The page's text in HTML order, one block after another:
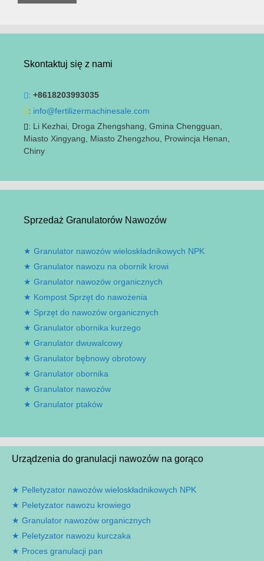
Skontaktuj się z nami
: +8618203993035
: info@fertilizermachinesale.com
: Li Kezhai, Droga Zhengshang, Gmina Chengguan,
Miasto Xingyang, Miasto Zhengzhou, Prowincja Henan,
Chiny
Sprzedaż Granulatorów Nawozów
Granulator nawozów wieloskładnikowych NPK
Granulator nawozu na obornik krowi
Granulator nawozów organicznych
Kompost Sprzęt do nawożenia
Sprzęt do nawozów organicznych
Granulator obornika kurzego
Granulator dwuwalcowy
Granulator bębnowy obrotowy
Granulator obornika
Granulator nawozów
Granulator ptaków
Urządzenia do granulacji nawozów na gorąco
Pelletyzator nawozów wieloskładnikowych NPK
Peletyzator nawozu krowiego
Granulator nawozów organicznych
Peletyzator nawozu kurczaka
Proces granulacji pan